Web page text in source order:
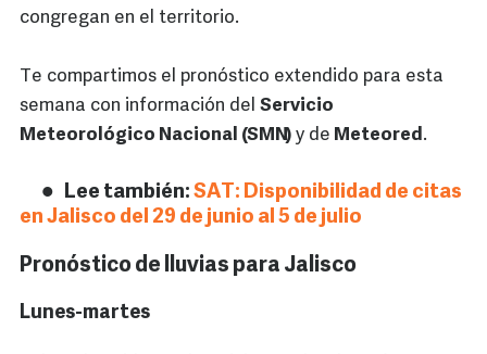
congregan en el territorio.
Te compartimos el pronóstico extendido para esta
semana con información del Servicio
Meteorológico Nacional (SMN) y de Meteored.
Lee también: SAT: Disponibilidad de citas
en Jalisco del 29 de junio al 5 de julio
Pronóstico de lluvias para Jalisco
Lunes-martes